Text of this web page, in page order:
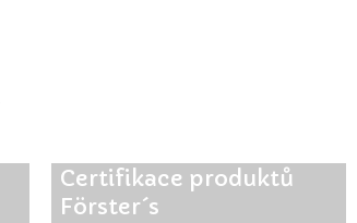
Certifikace produktů
Förster´s